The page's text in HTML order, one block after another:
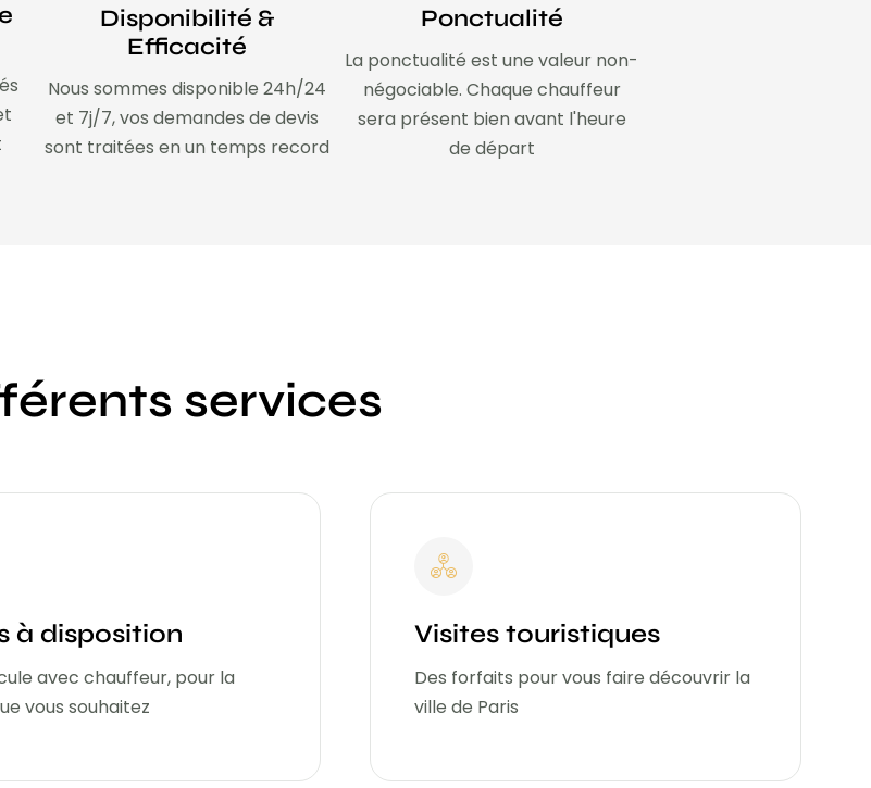
Disponibilité &
Efficacité
Nous sommes disponible 24h/24
et 7j/7, vos demandes de devis
sont traitées en un temps record
Ponctualité
La ponctualité est une valeur non-
négociable. Chaque chauffeur
sera présent bien avant l'heure
de départ
services
à disposition
avec chauffeur, pour la
vous souhaitez
Visites touristiques
Des forfaits pour vous faire découvrir la
ville de Paris